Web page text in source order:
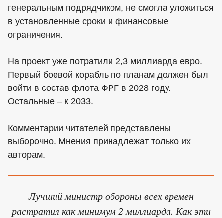
генеральным подрядчиком, не смогла уложиться
в установленные сроки и финансовые
ограничения.
На проект уже потратили 2,3 миллиарда евро.
Первый боевой корабль по планам должен был
войти в состав флота ФРГ в 2028 году.
Остальные – к 2033.
Комментарии читателей представлены
выборочно. Мнения принадлежат только их
авторам.
Лучший министр обороны всех времен
растратил как минимум 2 миллиарда. Как эти